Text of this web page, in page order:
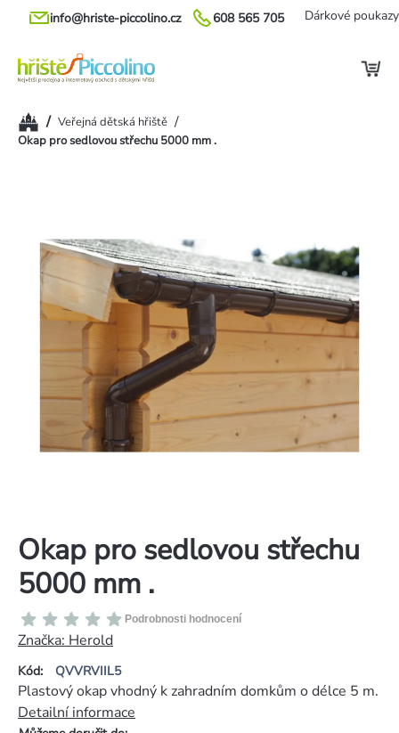
Přejít
608 565 705
info@hriste-piccolino.cz Dárkové poukazy
Domů/ Veřejná dětská hřiště /
Okap pro sedlovou střechu 5000 mm .
Okap pro sedlovou střechu
5000 mm .
Kód: QVVRVIIL5
Průměrné
hodnocení
produktu
je
0,0
z
Podrobnosti hodnocení
Značka: Herold
Plastový okap vhodný k zahradním domkům o délce 5 m.
Detailní informace